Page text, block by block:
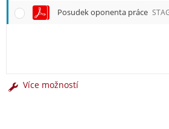
Posudek oponenta práce
Více možností